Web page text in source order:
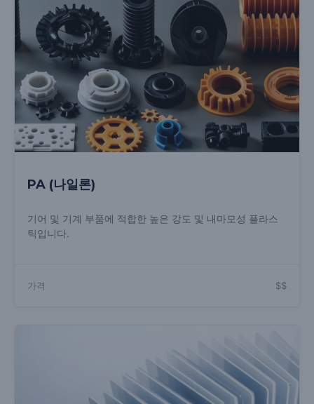
PA (나일론)
기어 및 기계 부품에 적합한 높은 강도 및 내마모성 플라스
틱입니다.
가격 $$